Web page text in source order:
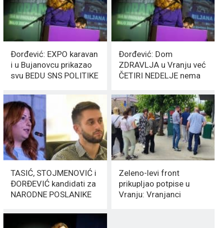
Đorđević: EXPO karavan
i u Bujanovcu prikazao
svu BEDU SNS POLITIKE
Đorđević: Dom
ZDRAVLJA u Vranju već
ČETIRI NEDELJE nema
TASIĆ, STOJMENOVIĆ i
ĐORĐEVIĆ kandidati za
NARODNE POSLANIKE
Zeleno-levi front
prikupljao potpise u
Vranju: Vranjanci